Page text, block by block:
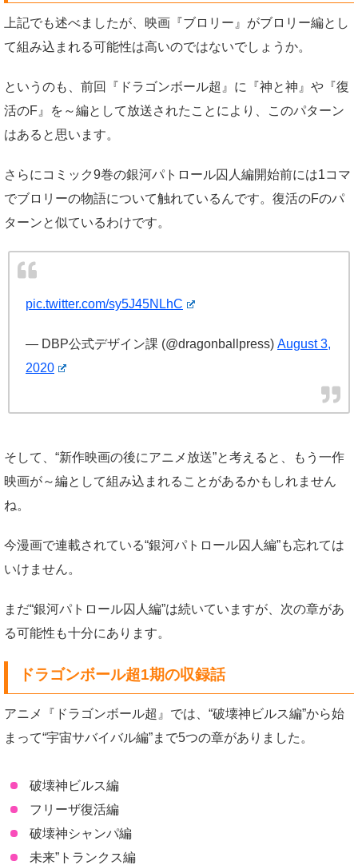
上記でも述べましたが、映画『ブロリー』がブロリー編とし
て組み込まれる可能性は高いのではないでしょうか。
というのも、前回『ドラゴンボール超』に『神と神』や『復
活のF』を～編として放送されたことにより、このパターン
はあると思います。
さらにコミック9巻の銀河パトロール囚人編開始前には1コマ
でブロリーの物語について触れているんです。復活のFのパ
ターンと似ているわけです。
pic.twitter.com/sy5J45NLhC
— DBP公式デザイン課 (@dragonballpress) August 3,
2020
そして、“新作映画の後にアニメ放送”と考えると、もう一作
映画が～編として組み込まれることがあるかもしれません
ね。
今漫画で連載されている“銀河パトロール囚人編”も忘れては
いけません。
まだ“銀河パトロール囚人編”は続いていますが、次の章があ
る可能性も十分にあります。
ドラゴンボール超1期の収録話
アニメ『ドラゴンボール超』では、“破壊神ビルス編”から始
まって“宇宙サバイバル編”まで5つの章がありました。
破壊神ビルス編
フリーザ復活編
破壊神シャンパ編
未来”トランクス編